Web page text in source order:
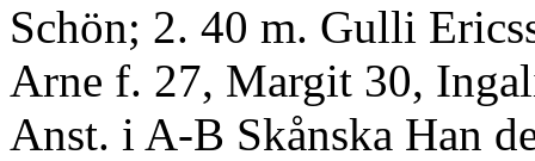
Schön; 2. 40 m. Gulli
Arne f. 27, Margit 30,
Anst. i A-B Skånska Han